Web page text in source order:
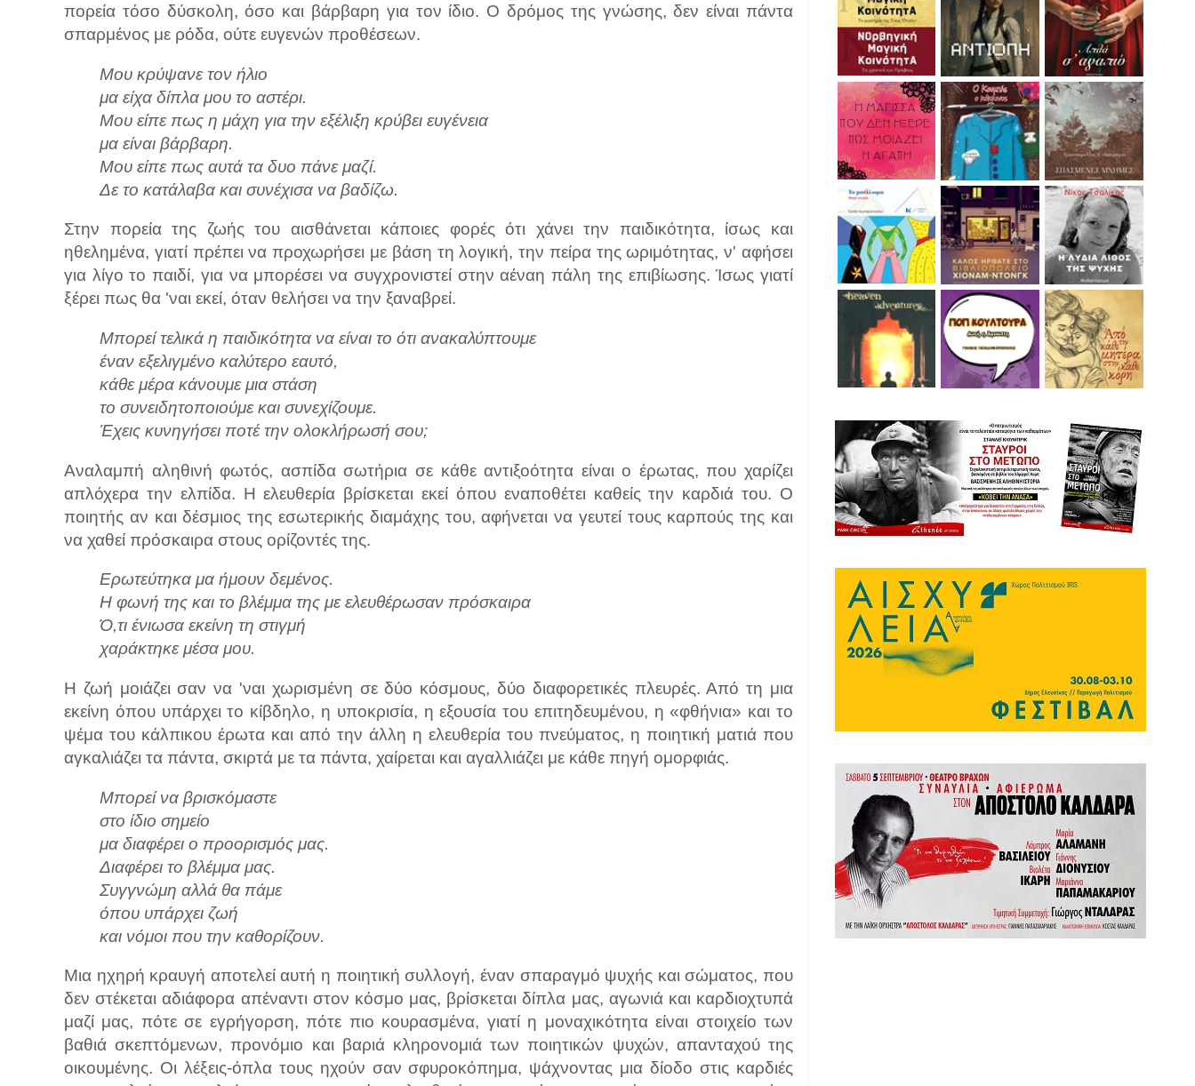
πορεία τόσο δύσκολη, όσο και βάρβαρη για τον ίδιο. Ο δρόμος της γνώσης, δεν είναι πάντα
σπαρμένος με ρόδα, ούτε ευγενών προθέσεων.
Μου κρύψανε τον ήλιο
μα είχα δίπλα μου το αστέρι.
Μου είπε πως η μάχη για την εξέλιξη κρύβει ευγένεια
μα είναι βάρβαρη.
Μου είπε πως αυτά τα δυο πάνε μαζί.
Δε το κατάλαβα και συνέχισα να βαδίζω.
Στην πορεία της ζωής του αισθάνεται κάποιες φορές ότι χάνει την παιδικότητα, ίσως και
ηθελημένα, γιατί πρέπει να προχωρήσει με βάση τη λογική, την πείρα της ωριμότητας, ν' αφήσει
για λίγο το παιδί, για να μπορέσει να συγχρονιστεί στην αέναη πάλη της επιβίωσης. Ίσως γιατί
ξέρει πως θα 'ναι εκεί, όταν θελήσει να την ξαναβρεί.
Μπορεί τελικά η παιδικότητα να είναι το ότι ανακαλύπτουμε
έναν εξελιγμένο καλύτερο εαυτό,
κάθε μέρα κάνουμε μια στάση
το συνειδητοποιούμε και συνεχίζουμε.
Έχεις κυνηγήσει ποτέ την ολοκλήρωσή σου;
Αναλαμπή αληθινή φωτός, ασπίδα σωτήρια σε κάθε αντιξοότητα είναι ο έρωτας, που χαρίζει
απλόχερα την ελπίδα. Η ελευθερία βρίσκεται εκεί όπου εναποθέτει καθείς την καρδιά του. Ο
ποιητής αν και δέσμιος της εσωτερικής διαμάχης του, αφήνεται να γευτεί τους καρπούς της και
να χαθεί πρόσκαιρα στους ορίζοντές της.
Ερωτεύτηκα μα ήμουν δεμένος.
Η φωνή της και το βλέμμα της με ελευθέρωσαν πρόσκαιρα
Ό,τι ένιωσα εκείνη τη στιγμή
χαράκτηκε μέσα μου.
Η ζωή μοιάζει σαν να 'ναι χωρισμένη σε δύο κόσμους, δύο διαφορετικές πλευρές. Από τη μια
εκείνη όπου υπάρχει το κίβδηλο, η υποκρισία, η εξουσία του επιτηδευμένου, η «φθήνια» και το
ψέμα του κάλπικου έρωτα και από την άλλη η ελευθερία του πνεύματος, η ποιητική ματιά που
αγκαλιάζει τα πάντα, σκιρτά με τα πάντα, χαίρεται και αγαλλιάζει με κάθε πηγή ομορφιάς.
Μπορεί να βρισκόμαστε
στο ίδιο σημείο
μα διαφέρει ο προορισμός μας.
Διαφέρει το βλέμμα μας.
Συγγνώμη αλλά θα πάμε
όπου υπάρχει ζωή
και νόμοι που την καθορίζουν.
Μια ηχηρή κραυγή αποτελεί αυτή η ποιητική συλλογή, έναν σπαραγμό ψυχής και σώματος, που
δεν στέκεται αδιάφορα απέναντι στον κόσμο μας, βρίσκεται δίπλα μας, αγωνιά και καρδιοχτυπά
μαζί μας, πότε σε εγρήγορση, πότε πιο κουρασμένα, γιατί η μοναχικότητα είναι στοιχείο των
βαθιά σκεπτόμενων, προνόμιο και βαριά κληρονομιά των ποιητικών ψυχών, απανταχού της
οικουμένης. Οι λέξεις-όπλα τους ηχούν σαν σφυροκόπημα, ψάχνοντας μια δίοδο στις καρδιές